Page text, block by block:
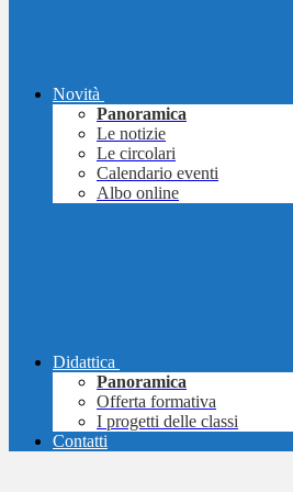
Novità
Panoramica
Le notizie
Le circolari
Calendario eventi
Albo online
Didattica
Panoramica
Offerta formativa
I progetti delle classi
Contatti